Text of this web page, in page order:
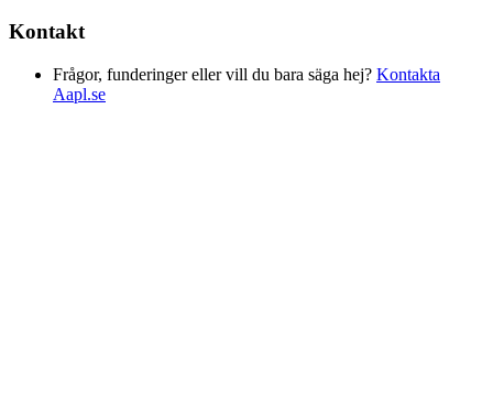
Kontakt
Frågor, funderinger eller vill du bara säga hej? Kontakta
Aapl.se